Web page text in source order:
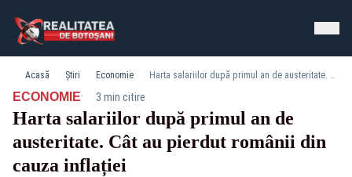
Acasă Știri Economie Harta salariilor după primul an de austeritate. Cât au pierdut românii din cauza inflației
ECONOMIE· 3 min citire
Harta salariilor după primul an de
austeritate. Cât au pierdut românii din
cauza inflației